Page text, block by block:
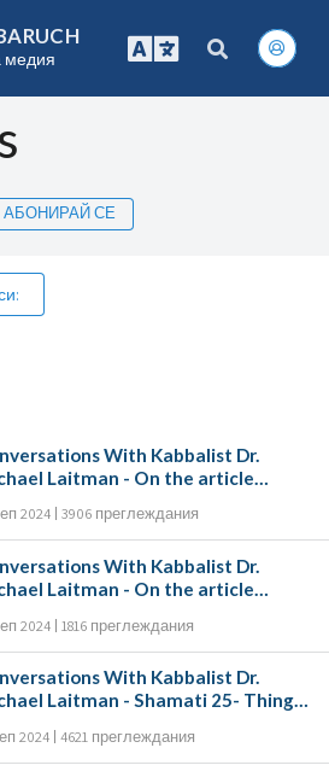
медия
АБОНИРАЙ СЕ
With Kabbalist Dr.
Laitman - On the article
2024 3906 преглеждания
With Kabbalist Dr.
Laitman - On the article
Part A
2024 1816 преглеждания
With Kabbalist Dr.
Laitman - Shamati 25- Things
2024 4621 преглеждания